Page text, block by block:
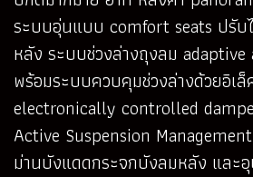
ระบบอุ่นแบบ comfort seats ปรับ
หลัง ระบบช่วงล่างถุงลม
พร้อมระบบควบคุมช่วงล่างด้วยอิเ
electronically controlled
Active Suspension
ม่านบังแดดกระจกบังลมหลัง และ